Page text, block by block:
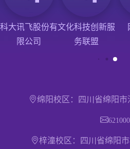
科大讯飞股份有
限公司
文化科技创新服
务联盟